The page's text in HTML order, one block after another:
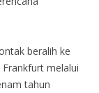
beralih ke
Frankfurt melalui
tahun